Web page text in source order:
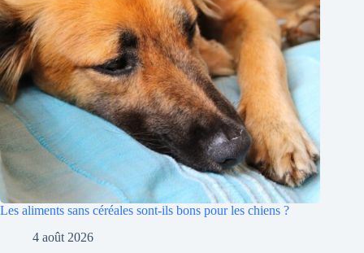
Les aliments sans céréales sont-ils bons pour les chiens ?
4 août 2026